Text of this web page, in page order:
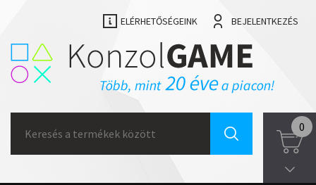
ELÉRHETŐSÉGEINK BEJELENTKEZÉS
for:
0